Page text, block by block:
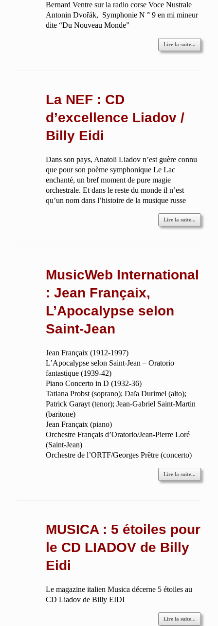
Bernard Ventre sur la radio corse Voce Nustrale
Antonin Dvořák, Symphonie N ° 9 en mi mineur
dite “Du Nouveau Monde”
Lire la suite...
La NEF : CD
d’excellence Liadov /
Billy Eidi
Dans son pays, Anatoli Liadov n’est guère connu
que pour son poème symphonique Le Lac
enchanté, un bref moment de pure magie
orchestrale. Et dans le reste du monde il n’est
qu’un nom dans l’histoire de la musique russe
Lire la suite...
MusicWeb International
: Jean Françaix,
L’Apocalypse selon
Saint-Jean
Jean Françaix (1912-1997)
L’Apocalypse selon Saint-Jean – Oratorio
fantastique (1939-42)
Piano Concerto in D (1932-36)
Tatiana Probst (soprano); Daïa Durimel (alto);
Patrick Garayt (tenor); Jean-Gabriel Saint-Martin
(baritone)
Jean Françaix (piano)
Orchestre Français d’Oratorio/Jean-Pierre Loré
(Saint-Jean)
Orchestre de l’ORTF/Georges Prêtre (concerto)
Lire la suite...
MUSICA : 5 étoiles pour
le CD LIADOV de Billy
Eidi
Le magazine italien Musica décerne 5 étoiles au
CD Liadov de Billy EIDI
Lire la suite...